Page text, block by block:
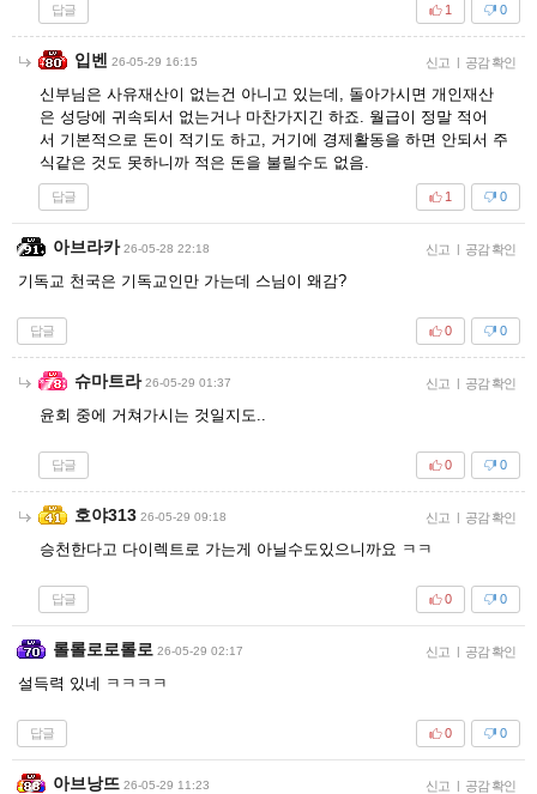
답글 0
1
입벤 26-05-29 16:15 신고 | 공감 확인
신부님은 사유재산이 없는건 아니고 있는데, 돌아가시면 개인재산
은 성당에 귀속되서 없는거나 마찬가지긴 하죠. 월급이 정말 적어
서 기본적으로 돈이 적기도 하고, 거기에 경제활동을 하면 안되서 주
식같은 것도 못하니까 적은 돈을 불릴수도 없음.
답글 0
1
아브라카 26-05-28 22:18 신고 | 공감 확인
기독교 천국은 기독교인만 가는데 스님이 왜감?
답글 0
0
슈마트라 26-05-29 01:37 신고 | 공감 확인
윤회 중에 거쳐가시는 것일지도..
답글 0
0
호야313 26-05-29 09:18 신고 | 공감 확인
승천한다고 다이렉트로 가는게 아닐수도있으니까요 ㅋㅋ
답글 0
0
롤롤로로롤로 26-05-29 02:17 신고 | 공감 확인
설득력 있네 ㅋㅋㅋㅋ
답글 0
0
아브낭뜨 26-05-29 11:23 신고 | 공감 확인